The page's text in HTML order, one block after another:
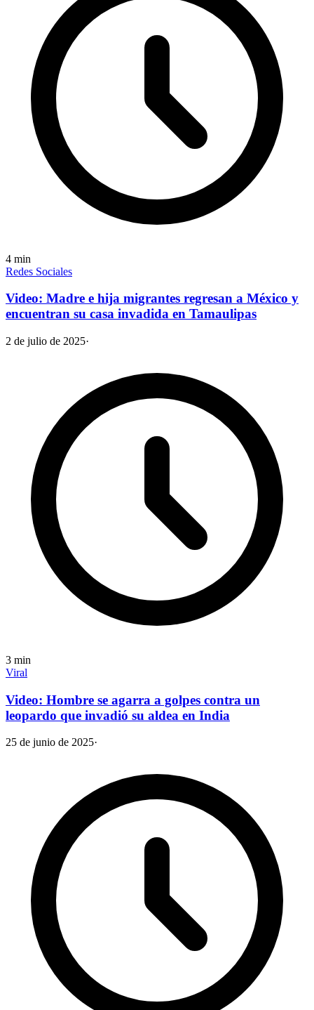
4 min
Redes Sociales
Video: Madre e hija migrantes regresan a México y
encuentran su casa invadida en Tamaulipas
2 de julio de 2025·
3 min
Viral
Video: Hombre se agarra a golpes contra un
leopardo que invadió su aldea en India
25 de junio de 2025·